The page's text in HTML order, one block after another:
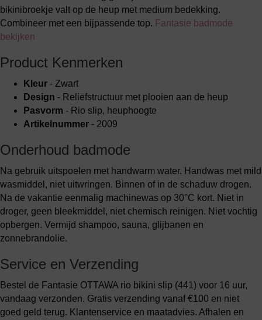
bikinibroekje valt op de heup met medium bedekking.
Combineer met een bijpassende top. Fantasie badmode
bekijken
Product Kenmerken
Kleur - Zwart
Design - Reliëfstructuur met plooien aan de heup
Pasvorm - Rio slip, heuphoogte
Artikelnummer - 2009
Onderhoud badmode
Na gebruik uitspoelen met handwarm water. Handwas met mild
wasmiddel, niet uitwringen. Binnen of in de schaduw drogen.
Na de vakantie eenmalig machinewas op 30°C kort. Niet in
droger, geen bleekmiddel, niet chemisch reinigen. Niet vochtig
opbergen. Vermijd shampoo, sauna, glijbanen en
zonnebrandolie.
Service en Verzending
Bestel de Fantasie OTTAWA rio bikini slip (441) voor 16 uur,
vandaag verzonden. Gratis verzending vanaf €100 en niet
goed geld terug. Klantenservice en maatadvies. Afhalen en